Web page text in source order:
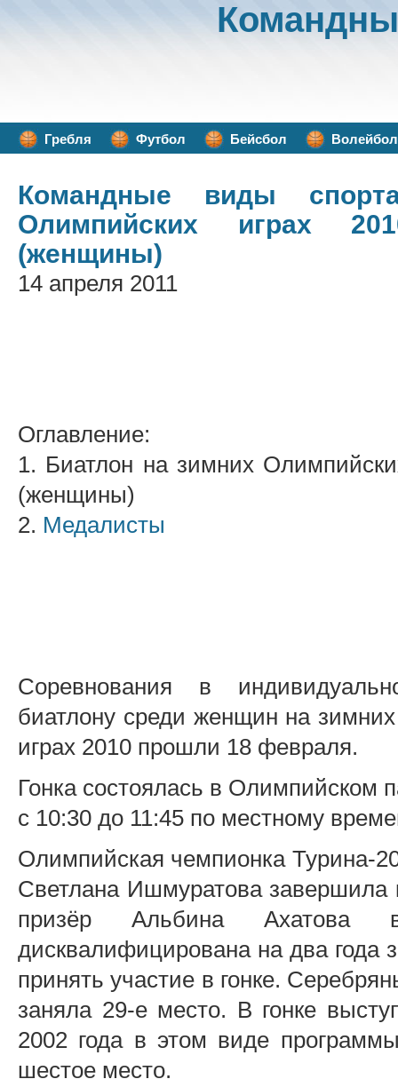
Гребля Футбол Бейсбол Волейбол
Командные виды
Олимпийских играх
(женщины)
14 апреля 2011
Оглавление:
1. Биатлон на зимних
(женщины)
2. Медалисты
Соревнования в
биатлону среди женщин на
играх 2010 прошли 18 февраля.
Гонка состоялась в Олимпийском
с 10:30 до 11:45 по местному
Олимпийская чемпионка Турина-
Светлана Ишмуратова завершила
призёр Альбина
дисквалифицирована на два года
принять участие в гонке.
заняла 29-е место. В гонке
2002 года в этом виде
шестое место.